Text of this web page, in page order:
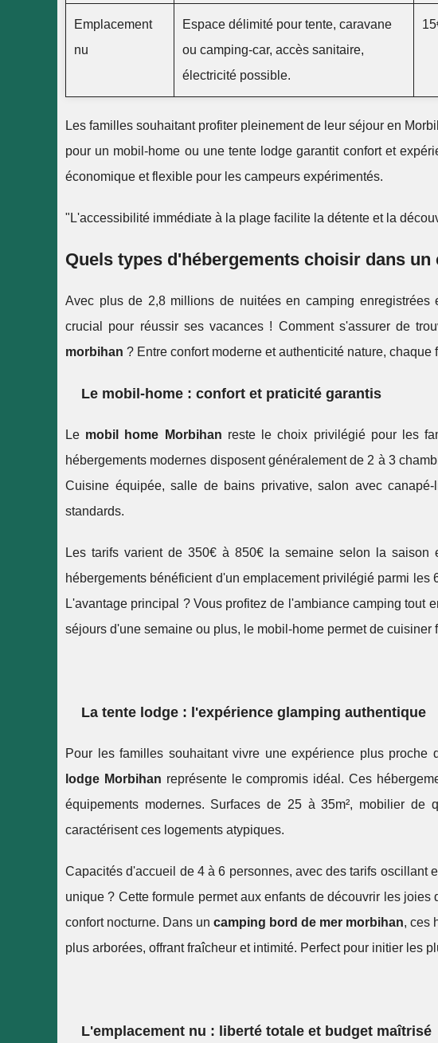
Emplacement
nu
Espace délimité pour tente, caravane
ou camping-car, accès sanitaire,
électricité possible.
Les familles souhaitant profiter pleinement de leur séjour en
pour un mobil-home ou une tente lodge garantit confort et
économique et flexible pour les campeurs expérimentés.
"L'accessibilité immédiate à la plage facilite la détente et la
Quels types d'hébergements choisir dans
Avec plus de 2,8 millions de nuitées en camping
crucial pour réussir ses vacances ! Comment s'assurer de
morbihan ? Entre confort moderne et authenticité nature, chaque
Le mobil-home : confort et praticité garantis
Le mobil home Morbihan reste le choix privilégié pour les
hébergements modernes disposent généralement de 2 à 3
Cuisine équipée, salle de bains privative, salon avec
standards.
Les tarifs varient de 350€ à 850€ la semaine selon la
hébergements bénéficient d'un emplacement privilégié parmi
L'avantage principal ? Vous profitez de l'ambiance camping tout
séjours d'une semaine ou plus, le mobil-home permet de
La tente lodge : l'expérience glamping authentique
Pour les familles souhaitant vivre une expérience plus proche
lodge Morbihan représente le compromis idéal. Ces
équipements modernes. Surfaces de 25 à 35m², mobilier de
caractérisent ces logements atypiques.
Capacités d'accueil de 4 à 6 personnes, avec des tarifs oscillant
unique ? Cette formule permet aux enfants de découvrir les
confort nocturne. Dans un camping bord de mer morbihan, ces
plus arborées, offrant fraîcheur et intimité. Perfect pour initier les
L'emplacement nu : liberté totale et budget maîtrisé